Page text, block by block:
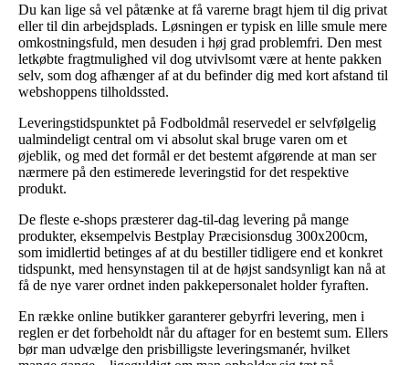
Du kan lige så vel påtænke at få varerne bragt hjem til dig privat
eller til din arbejdsplads. Løsningen er typisk en lille smule mere
omkostningsfuld, men desuden i høj grad problemfri. Den mest
letkøbte fragtmulighed vil dog utvivlsomt være at hente pakken
selv, som dog afhænger af at du befinder dig med kort afstand til
webshoppens tilholdssted.
Leveringstidspunktet på Fodboldmål reservedel er selvfølgelig
ualmindeligt central om vi absolut skal bruge varen om et
øjeblik, og med det formål er det bestemt afgørende at man ser
nærmere på den estimerede leveringstid for det respektive
produkt.
De fleste e-shops præsterer dag-til-dag levering på mange
produkter, eksempelvis Bestplay Præcisionsdug 300x200cm,
som imidlertid betinges af at du bestiller tidligere end et konkret
tidspunkt, med hensynstagen til at de højst sandsynligt kan nå at
få de nye varer ordnet inden pakkepersonalet holder fyraften.
En række online butikker garanterer gebyrfri levering, men i
reglen er det forbeholdt når du aftager for en bestemt sum. Ellers
bør man udvælge den prisbilligste leveringsmanér, hvilket